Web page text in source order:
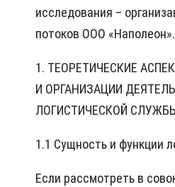
исследования –
потоков ООО «Наполеон».
1. ТЕОРЕТИЧЕСКИЕ
И ОРГАНИЗАЦИИ
ЛОГИСТИЧЕСКОЙ
1.1 Сущность и функции
Если рассмотреть в